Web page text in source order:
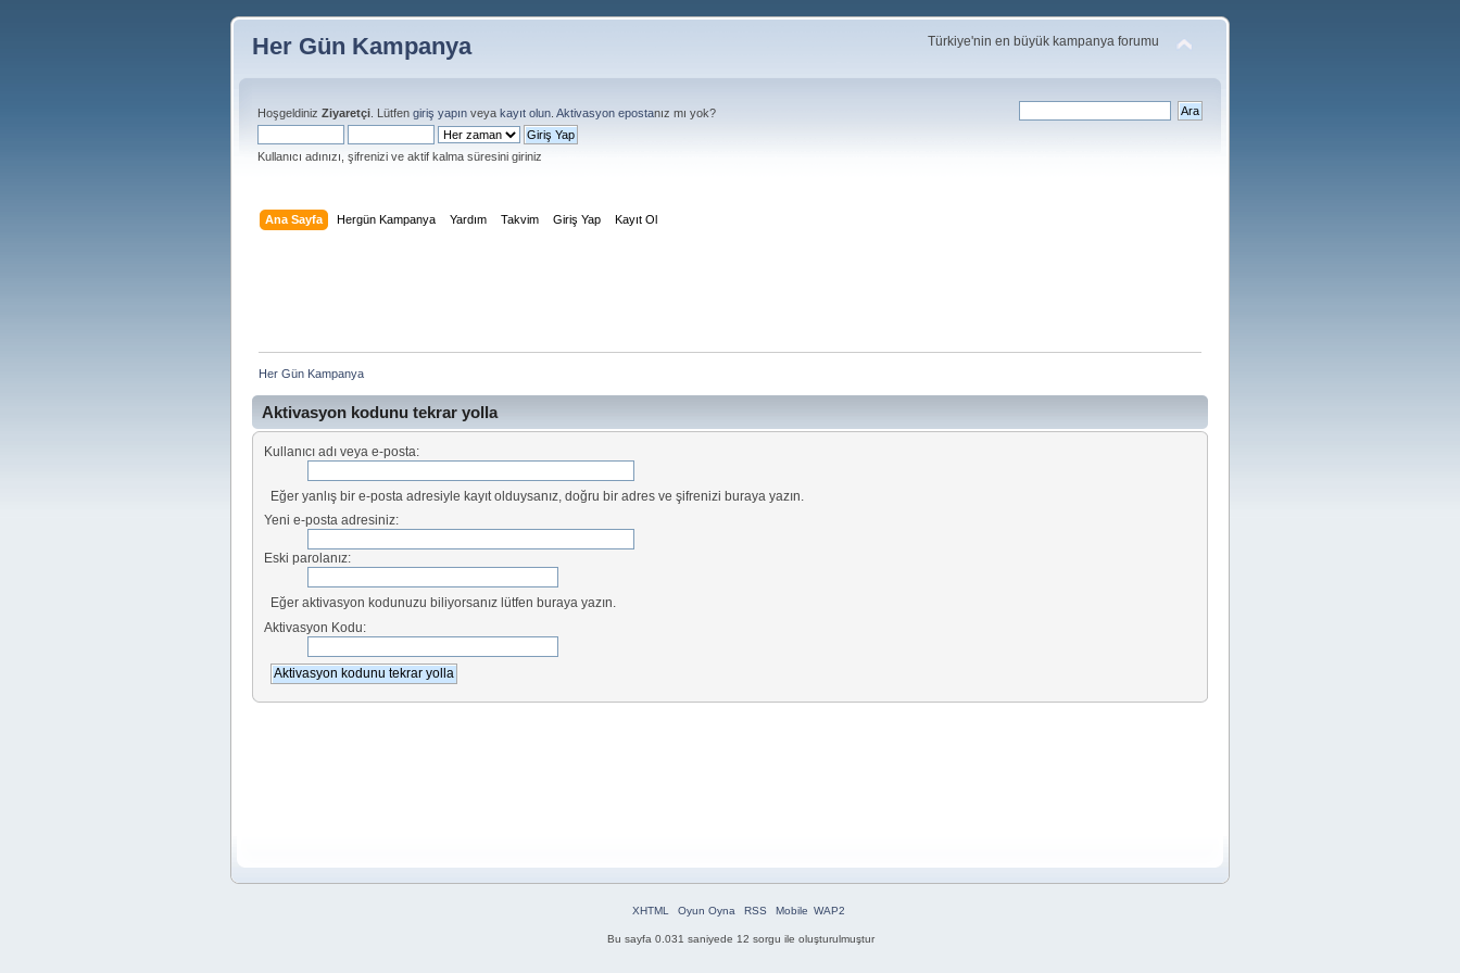
Her Gün Kampanya Türkiye'nin en büyük kampanya forumu
Hoşgeldiniz Ziyaretçi . Lütfen giriş yapın veya kayıt olun Aktivasyon epostanız mı yok?
Kullanıcı adınızı, şifrenizi ve aktif kalma süresini giriniz
Ana Sayfa Hergün Kampanya Yardım Takvim Giriş Yap Kayıt Ol
Her Gün Kampanya
Aktivasyon kodunu tekrar yolla
Kullanıcı adı veya e-posta:
Eğer yanlış bir e-posta adresiyle kayıt olduysanız, doğru bir adres ve şifrenizi buraya yazın.
Yeni e-posta adresiniz:
Eski parolanız:
Eğer aktivasyon kodunuzu biliyorsanız lütfen buraya yazın.
Aktivasyon Kodu:
XHTML Oyun Oyna RSS Mobile WAP2
Bu sayfa 0.031 saniyede 12 sorgu ile oluşturulmuştur